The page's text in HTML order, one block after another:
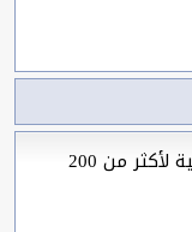
قائمة شاملة بجميع رموز الاتصال الدولية لأكثر من 200